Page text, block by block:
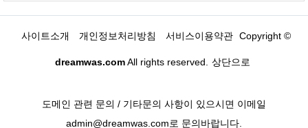
사이트소개 개인정보처리방침 서비스이용약관 Copyright ©
dreamwas.comAll rights reserved. 상단으로
도메인 관련 문의 / 기타문의 사항이 있으시면 이메일
admin@dreamwas.com로 문의바랍니다.